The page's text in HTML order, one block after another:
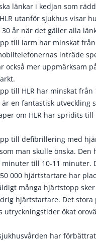
länkar i kedjan som
utanför sjukhus visar
år när det gäller alla
till larm har minskat
inträde
också mer uppmärksam
till HLR har minskat från
en fantastisk utveckling
om HLR har spridits till
till defibrillering med
man skulle önska. Den
minuter till 10-11 minuter.
000 hjärtstartare har
många hjärtstopp
hjärtstartare. Det
utryckningstider ökat
har